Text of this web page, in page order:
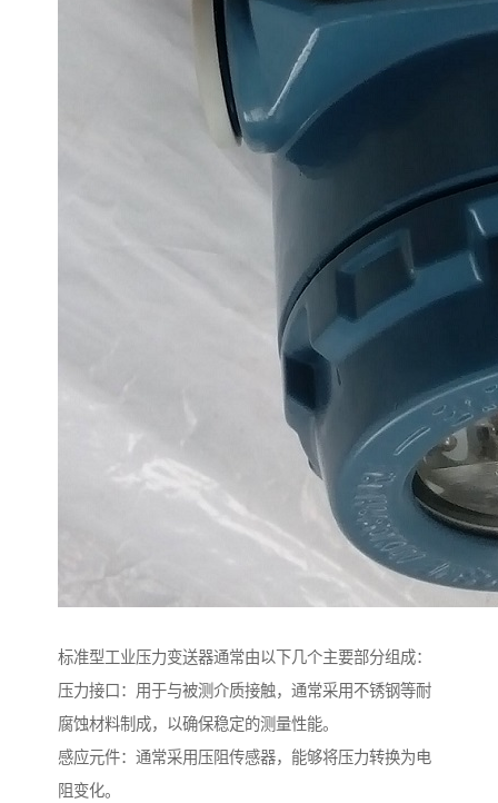
标准型工业压力变送器通常由以下几个主要部分组成：
压力接口：用于与被测介质接触，通常采用不锈钢等耐
腐蚀材料制成，以确保稳定的测量性能。
感应元件：通常采用压阻传感器，能够将压力转换为电
阻变化。